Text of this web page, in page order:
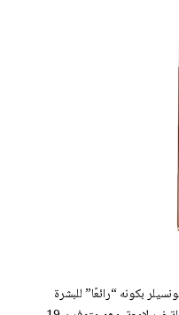
بكونه “رائعًا” للبشرة